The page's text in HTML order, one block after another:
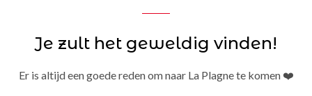
Je zult het geweldig vinden!
Er is altijd een goede reden om naar La Plagne te komen ❤️